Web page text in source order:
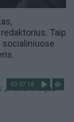
Taip
socialiniuose
.
00:37:18
„Mano kraujas